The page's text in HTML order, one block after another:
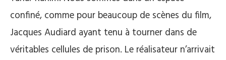
confiné, comme pour beaucoup de scènes du film,
Jacques Audiard ayant tenu à tourner dans de
véritables cellules de prison. Le réalisateur n’arrivait